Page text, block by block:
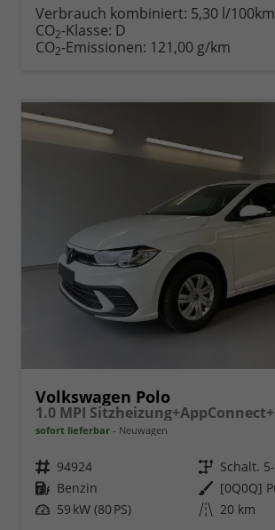
anfordern
Datei,
Verbrauch kombiniert: 5,30 l/100km
CO2-Klasse: D
CO2-Emissionen: 121,00 g/km
Volkswagen Polo
sofort lieferbar Neuwagen
Fahrzeugnr. 94924 Getriebe Schalt.
Kraftstoff Benzin Außenfarbe [0Q0Q]
Leistung 59 kW (80 PS) Kilometerstand 20 km